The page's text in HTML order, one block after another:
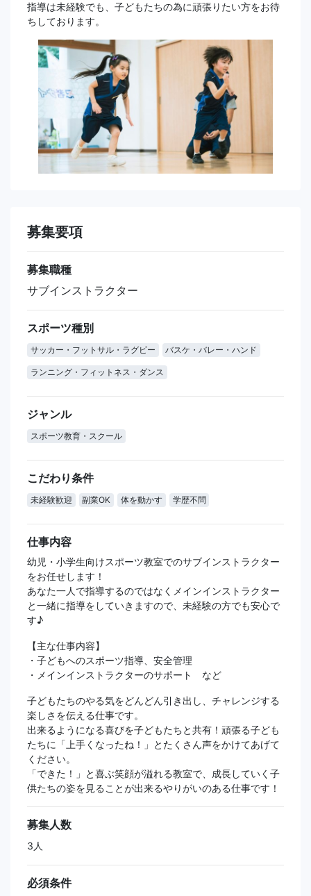
指導は未経験でも、子どもたちの為に頑張りたい方をお待
ちしております。
募集要項
募集職種
サブインストラクター
スポーツ種別
サッカー・フットサル・ラグビー バスケ・バレー・ハンド
ランニング・フィットネス・ダンス
ジャンル
スポーツ教育・スクール
こだわり条件
未経験歓迎 副業OK 体を動かす 学歴不問
仕事内容
幼児・小学生向けスポーツ教室でのサブインストラクター
をお任せします！
あなた一人で指導するのではなくメインインストラクター
と一緒に指導をしていきますので、未経験の方でも安心で
す♪
【主な仕事内容】
・子どもへのスポーツ指導、安全管理
・メインインストラクターのサポート など
子どもたちのやる気をどんどん引き出し、チャレンジする
楽しさを伝える仕事です。
出来るようになる喜びを子どもたちと共有！頑張る子ども
たちに「上手くなったね！」とたくさん声をかけてあげて
ください。
「できた！」と喜ぶ笑顔が溢れる教室で、成長していく子
供たちの姿を見ることが出来るやりがいのある仕事です！
募集人数
3人
必須条件